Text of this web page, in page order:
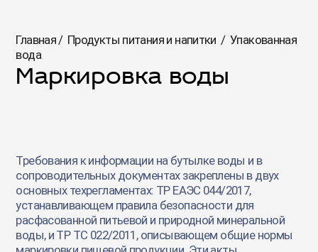
Главная / Продукты питания и напитки / Упакованная
вода
Маркировка воды
Требования к информации на бутылке воды и в
сопроводительных документах закреплены в двух
основных техрегламентах: ТР ЕАЭС 044/2017,
устанавливающем правила безопасности для
расфасованной питьевой и природной минеральной
воды, и ТР ТС 022/2011, описывающем общие нормы